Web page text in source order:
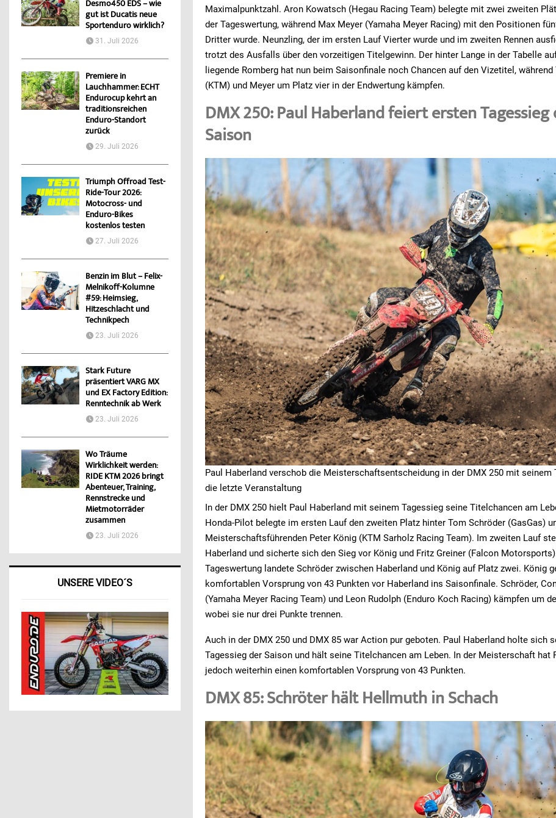
Maximalpunktzahl. Aron Kowatsch (Hegau Racing Team) belegte mit zwei zweiten
der Tageswertung, während Max Meyer (Yamaha Meyer Racing) mit den Positionen
Dritter wurde. Neunzling, der im ersten Lauf Vierter wurde und im zweiten Rennen
trotzt des Ausfalls über den vorzeitigen Titelgewinn. Der hinter Lange in der Tabelle
liegende Romberg hat nun beim Saisonfinale noch Chancen auf den Vizetitel,
(KTM) und Meyer um Platz vier in der Endwertung kämpfen.
DMX 250: Paul Haberland feiert ersten Tagessieg
Saison
Paul Haberland verschob die Meisterschaftsentscheidung in der DMX 250 mit seinem
die letzte Veranstaltung
In der DMX 250 hielt Paul Haberland mit seinem Tagessieg seine Titelchancen am
Honda-Pilot belegte im ersten Lauf den zweiten Platz hinter Tom Schröder (GasGas)
Meisterschaftsführenden Peter König (KTM Sarholz Racing Team). Im zweiten Lauf
Haberland und sicherte sich den Sieg vor König und Fritz Greiner (Falcon
Tageswertung landete Schröder zwischen Haberland und König auf Platz zwei. König
komfortablen Vorsprung von 43 Punkten vor Haberland ins Saisonfinale. Schröder,
(Yamaha Meyer Racing Team) und Leon Rudolph (Enduro Koch Racing) kämpfen um
wobei sie nur drei Punkte trennen.
Auch in der DMX 250 und DMX 85 war Action pur geboten. Paul Haberland holte sich
Tagessieg der Saison und hält seine Titelchancen am Leben. In der Meisterschaft hat
jedoch weiterhin einen komfortablen Vorsprung von 43 Punkten.
DMX 85: Schröter hält Hellmuth in Schach
Desmo450 EDS – wie
gut ist Ducatis neue
Sportenduro wirklich?
31. Juli 2026
Premiere in
Lauchhammer: ECHT
Endurocup kehrt an
traditionsreichen
Enduro-Standort
zurück
29. Juli 2026
Triumph Offroad Test-
Ride-Tour 2026:
Motocross- und
Enduro-Bikes
kostenlos testen
27. Juli 2026
Benzin im Blut – Felix-
Melnikoff-Kolumne
#59: Heimsieg,
Hitzeschlacht und
Technikpech
23. Juli 2026
Stark Future
präsentiert VARG MX
und EX Factory Edition:
Renntechnik ab Werk
23. Juli 2026
Wo Träume
Wirklichkeit werden:
RIDE KTM 2026 bringt
Abenteuer, Training,
Rennstrecke und
Mietmotorräder
zusammen
23. Juli 2026
UNSERE VIDEO´S